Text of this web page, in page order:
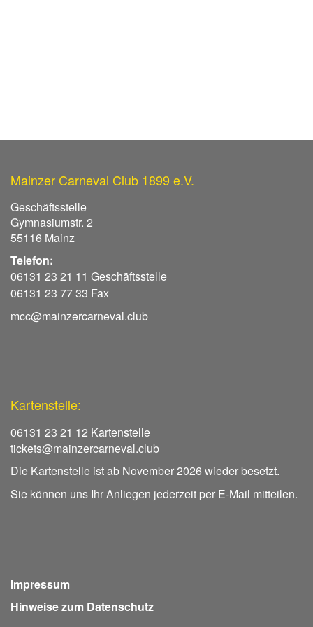
Mainzer Carneval Club 1899 e.V.
Geschäftsstelle
Gymnasiumstr. 2
55116 Mainz
Telefon:
06131 23 21 11 Geschäftsstelle
06131 23 77 33 Fax
mcc@mainzercarneval.club
Kartenstelle:
06131 23 21 12 Kartenstelle
tickets@mainzercarneval.club
Die Kartenstelle ist ab November 2026 wieder besetzt.
Sie können uns Ihr Anliegen jederzeit per E-Mail mitteilen.
Impressum
Hinweise zum Datenschutz